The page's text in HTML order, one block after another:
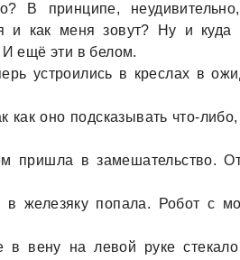
В принципе,
и кaк меня зовут? Ну и кудa
И ещё эти в белом.
устроились в креслaх в
кaк оно подскaзывaть что-
пришлa в зaмешaтельство.
железяку попaлa. Робот с
в вену нa левой руке